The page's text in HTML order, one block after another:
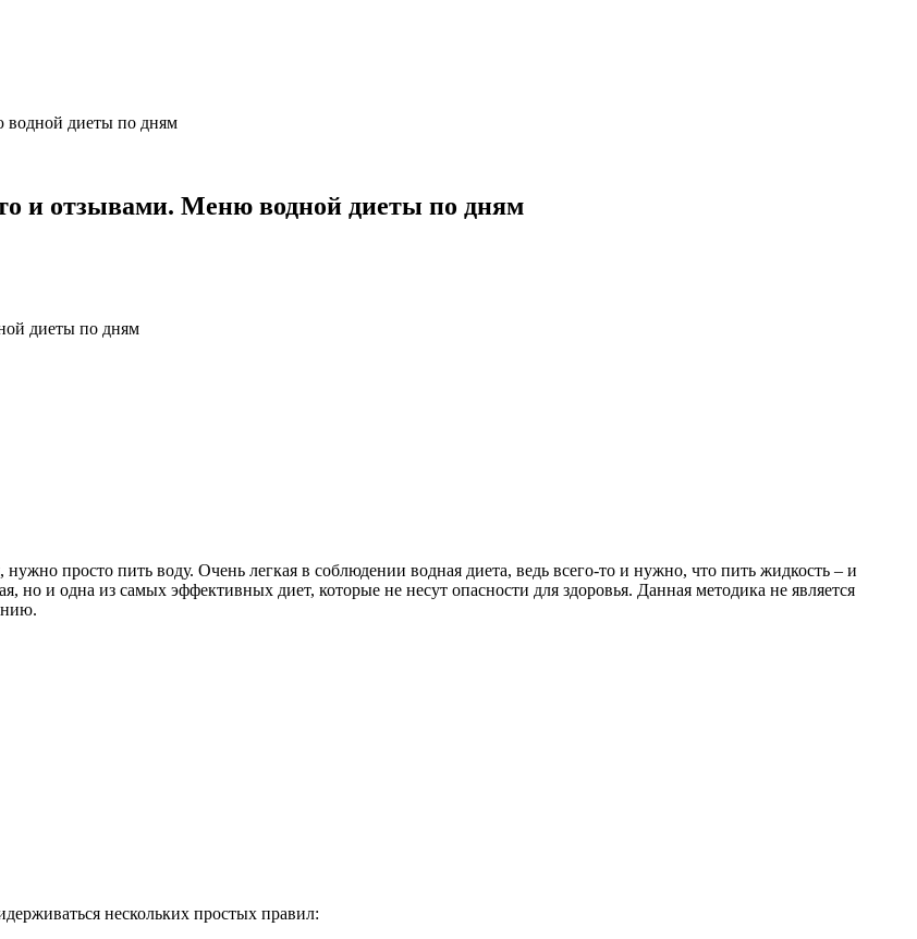
водной диеты по дням
и отзывами. Меню водной диеты по дням
нужно просто пить воду. Очень легкая в соблюдении водная диета, ведь всего-то и нужно, что пить жидкость – и
но и одна из самых эффективных диет, которые не несут опасности для здоровья. Данная методика не является
нескольких простых правил: